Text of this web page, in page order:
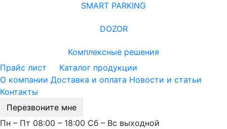
SMART PARKING
DOZOR
Комплексные решения
Прайс лист
Каталог продукции
О компании Доставка и оплата Новости и статьи
Контакты
Перезвоните мне
Пн – Пт 08:00 – 18:00 Сб – Вс выходной